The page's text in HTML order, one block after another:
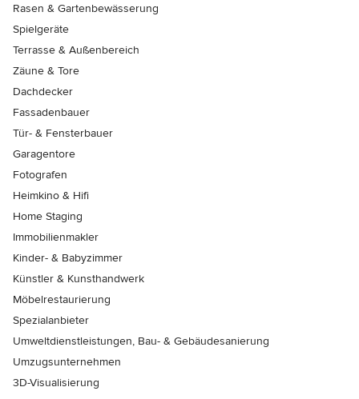
Rasen & Gartenbewässerung
Spielgeräte
Terrasse & Außenbereich
Zäune & Tore
Dachdecker
Fassadenbauer
Tür- & Fensterbauer
Garagentore
Fotografen
Heimkino & Hifi
Home Staging
Immobilienmakler
Kinder- & Babyzimmer
Künstler & Kunsthandwerk
Möbelrestaurierung
Spezialanbieter
Umweltdienstleistungen, Bau- & Gebäudesanierung
Umzugsunternehmen
3D-Visualisierung